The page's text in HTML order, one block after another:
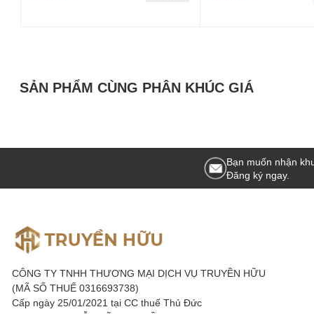
SẢN PHẨM CÙNG PHÂN KHÚC GIÁ
Bạn muốn nhận
Đăng ký ngay.
CÔNG TY TNHH THƯƠNG MẠI DỊCH VỤ TRUYỀN HỮU
(MÃ SỐ THUẾ 0316693738)
Cấp ngày 25/01/2021 tại CC thuế Thủ Đức